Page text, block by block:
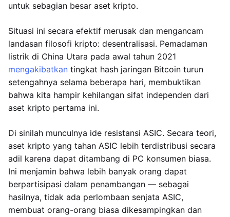
untuk sebagian besar aset kripto.
Situasi ini secara efektif merusak dan mengancam
landasan filosofi kripto: desentralisasi. Pemadaman
listrik di China Utara pada awal tahun 2021
mengakibatkan tingkat hash jaringan Bitcoin turun
setengahnya selama beberapa hari, membuktikan
bahwa kita hampir kehilangan sifat independen dari
aset kripto pertama ini.
Di sinilah munculnya ide resistansi ASIC. Secara teori,
aset kripto yang tahan ASIC lebih terdistribusi secara
adil karena dapat ditambang di PC konsumen biasa.
Ini menjamin bahwa lebih banyak orang dapat
berpartisipasi dalam penambangan — sebagai
hasilnya, tidak ada perlombaan senjata ASIC,
membuat orang-orang biasa dikesampingkan dan